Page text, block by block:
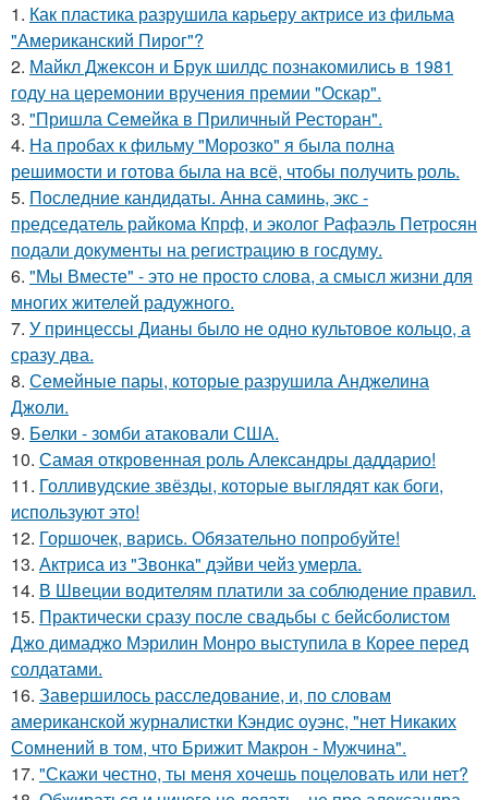
1. Как пластика разрушила карьеру актрисе из фильма
"Американский Пирог"?
2. Майкл Джексон и Брук шилдс познакомились в 1981
году на церемонии вручения премии "Оскар".
3. "Пришла Семейка в Приличный Ресторан".
4. На пробах к фильму "Морозко" я была полна
решимости и готова была на всё, чтобы получить роль.
5. Последние кандидаты. Анна саминь, экс -
председатель райкома Кпрф, и эколог Рафаэль Петросян
подали документы на регистрацию в госдуму.
6. "Мы Вместе" - это не просто слова, а смысл жизни для
многих жителей радужного.
7. У принцессы Дианы было не одно культовое кольцо, а
сразу два.
8. Семейные пары, которые разрушила Анджелина
Джоли.
9. Белки - зомби атаковали США.
10. Самая откровенная роль Александры даддарио!
11. Голливудские звёзды, которые выглядят как боги,
используют это!
12. Горшочек, варись. Обязательно попробуйте!
13. Актриса из "Звонка" дэйви чейз умерла.
14. В Швеции водителям платили за соблюдение правил.
15. Практически сразу после свадьбы с бейсболистом
Джо димаджо Мэрилин Монро выступила в Корее перед
солдатами.
16. Завершилось расследование, и, по словам
американской журналистки Кэндис оуэнс, "нет Никаких
Сомнений в том, что Брижит Макрон - Мужчина".
17. "Скажи честно, ты меня хочешь поцеловать или нет?